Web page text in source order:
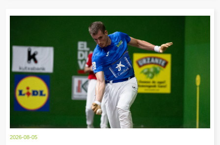
2026-08-05